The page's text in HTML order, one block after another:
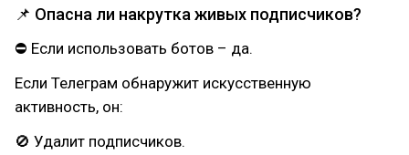
📌 Опасна ли накрутка живых подписчиков?
⛔ Если использовать ботов – да.
Если Телеграм обнаружит искусственную
активность, он:
🚫 Удалит подписчиков.